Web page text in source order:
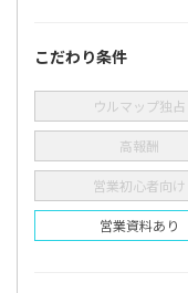
こだわり条件
ウルマップ独占
高報酬
営業初心者向け
営業資料あり